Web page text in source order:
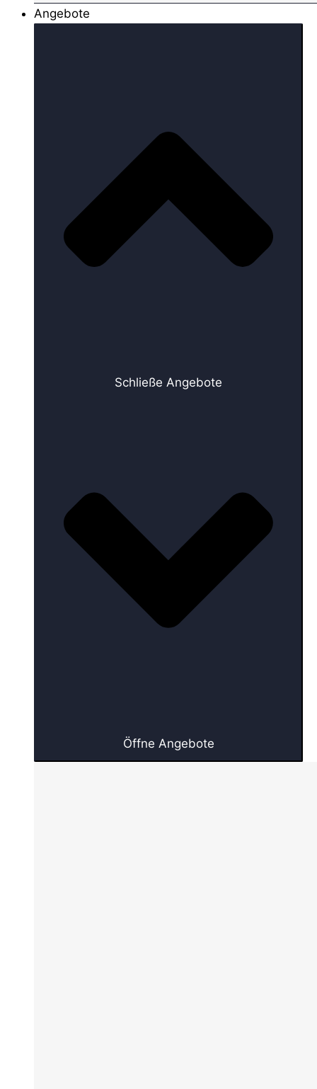
Angebote
Schließe Angebote
Öffne Angebote